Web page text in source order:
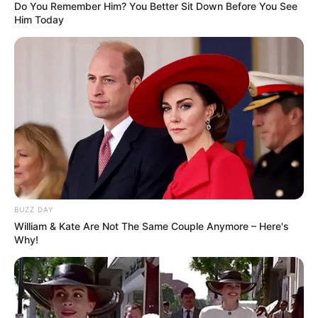
Le Tirage gagnant du pronostic
en or de Logic-Prono
Les meilleurs de ces pronostics sont sur la toute
nouvelle version du logiciel 100 % gratuitLogic-
Do You Remember Him? You Better Sit Down Before You See
Him Today
BUZZ DAY
William & Kate Are Not The Same Couple Anymore – Here's
Why!